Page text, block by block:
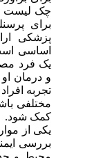
چک لیست
برای
پزشکی
اساسی
یک فرد
و درمان
تجربه
مختلفی
کمک شود.
یکی از
بررسی